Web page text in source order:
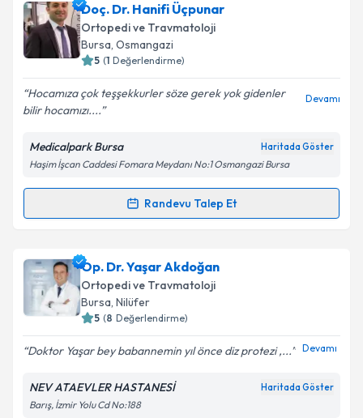
Doç. Dr. Hanifi Üçpunar
Ortopedi ve Travmatoloji
Bursa, Osmangazi
5 (1 Değerlendirme)
Hocamıza çok teşşekkurler söze gerek yok gidenler
bilir hocamızı....
Devamı
Medicalpark Bursa Haritada Göster
Haşim İşcan Caddesi Fomara Meydanı No:1 Osmangazi Bursa
Randevu Talep Et
Randevu Takvimi Talebi
Doç. Dr. Hanifi Üçpunariçin randevu takvimi talebi
oluşturun. Size bu uzmandan randevu almanız için bir
takvim hazırlandığında e-posta ile bilgilendireceğiz.
Kişisel verilerimin işlenmesine ilişkin
Op. Dr. Yaşar Akdoğan
Ortopedi ve Travmatoloji
Bursa, Nilüfer
5 (8 Değerlendirme)
Doktor Yaşar bey babannemin yıl önce diz protezi ,... Devamı
NEV ATAEVLER HASTANESİ Haritada Göster
Barış, İzmir Yolu Cd No:188